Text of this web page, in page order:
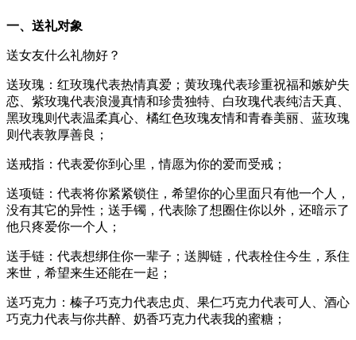
一、送礼对象
送女友什么礼物好？
送玫瑰：红玫瑰代表热情真爱；黄玫瑰代表珍重祝福和嫉妒失
恋、紫玫瑰代表浪漫真情和珍贵独特、白玫瑰代表纯洁天真、
黑玫瑰则代表温柔真心、橘红色玫瑰友情和青春美丽、蓝玫瑰
则代表敦厚善良；
送戒指：代表爱你到心里，情愿为你的爱而受戒；
送项链：代表将你紧紧锁住，希望你的心里面只有他一个人，
没有其它的异性；送手镯，代表除了想圈住你以外，还暗示了
他只疼爱你一个人；
送手链：代表想绑住你一辈子；送脚链，代表栓住今生，系住
来世，希望来生还能在一起；
送巧克力：榛子巧克力代表忠贞、果仁巧克力代表可人、酒心
巧克力代表与你共醉、奶香巧克力代表我的蜜糖；